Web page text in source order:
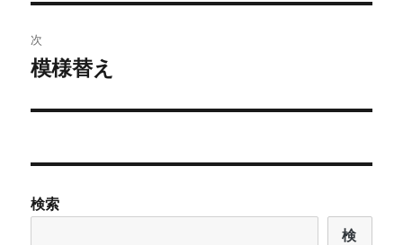
ビ
ゲ
ー
ン
投
稿:
次
次
投
模様替え
検索
検